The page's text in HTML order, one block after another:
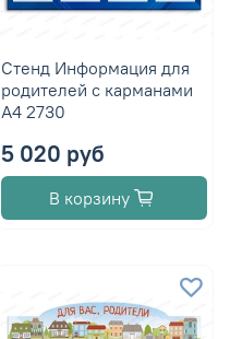
Стенд Информация для
родителей с карманами
А4 2730
5 020 руб
В корзину